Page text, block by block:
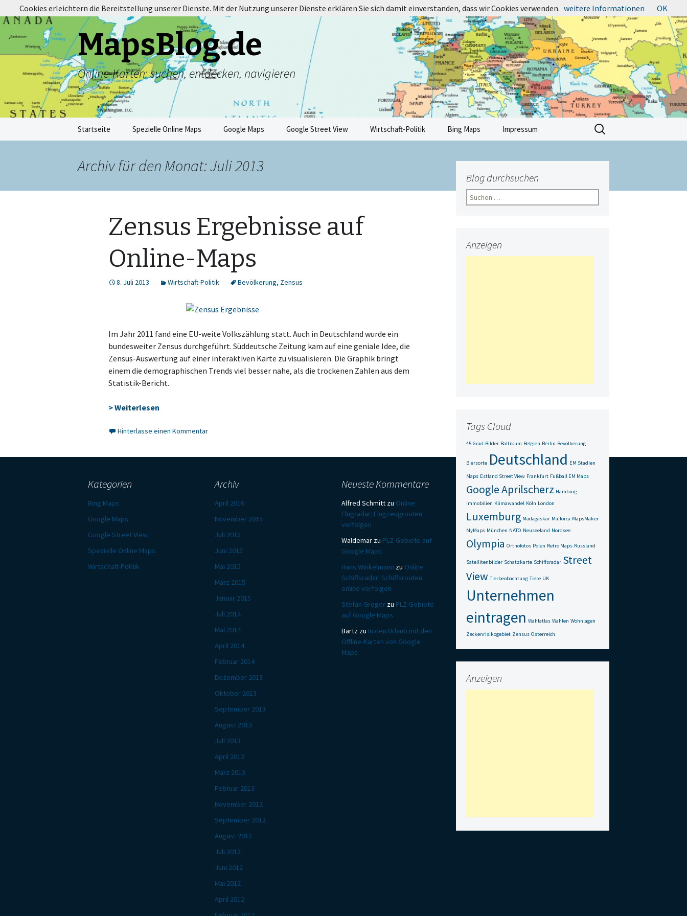
MapsBlog.de
Online-Karten: suchen, entdecken, navigieren
Startseite Spezielle Online Maps Google Maps Google Street View Wirtschaft-Politik Bing Maps Impressum
Suchen
nach:
Archiv für den Monat: Juli 2013
Zensus Ergebnisse auf
Online-Maps
8. Juli 2013 Wirtschaft-Politik Bevölkerung, Zensus
Im Jahr 2011 fand eine EU-weite Volkszählung statt. Auch in Deutschland wurde ein
bundesweiter Zensus durchgeführt. Süddeutsche Zeitung kam auf eine geniale Idee, die
Zensus-Auswertung auf einer interaktiven Karte zu visualisieren. Die Graphik bringt
einem die demographischen Trends viel besser nahe, als die trockenen Zahlen aus dem
Statistik-Bericht.
> Weiterlesen
Hinterlasse einen Kommentar
Blog durchsuchen
Suchen
nach:
Anzeigen
Tags Cloud
45-Grad-Bilder Baltikum Belgien Berlin Bevölkerung
Biersorte Deutschland EM Stadien
Maps Estland Street View Frankfurt Fußball EM Maps
Google Aprilscherz Hamburg
Immobilien Klimawandel Köln London
Luxemburg Madagaskar Mallorca MapsMaker
MyMaps München NATO Neuseeland Nordsee
Olympia Orthofotos Polen Retro Maps Russland
Satellitenbilder Schatzkarte Schiffsradar Street
View Tierbeobachtung Tiere UK
Unternehmen
eintragen Wahlatlas Wahlen Wohnlagen
Zeckenrisikogebiet Zensus Österreich
Anzeigen
Kategorien
Bing Maps
Google Maps
Google Street View
Spezielle Online Maps
Wirtschaft-Politik
Archiv
April 2016
November 2015
Juli 2015
Juni 2015
Mai 2015
März 2015
Januar 2015
Juli 2014
Mai 2014
April 2014
Februar 2014
Dezember 2013
Oktober 2013
September 2013
August 2013
Juli 2013
April 2013
März 2013
Februar 2013
November 2012
September 2012
August 2012
Juli 2012
Juni 2012
Mai 2012
April 2012
Neueste Kommentare
Alfred Schmitt zu Online
Flugradar: Flugzeugrouten
verfolgen
Waldemar zu PLZ-Gebiete auf
Google Maps
Hans Winkelmann zu Online
Schiffsradar: Schiffsrouten
online verfolgen
Stefan Gröger zu PLZ-Gebiete
auf Google Maps
Bartz zu In den Urlaub mit den
Offline-Karten von Google
Maps
Cookies erleichtern die Bereitstellung unserer Dienste. Mit der Nutzung unserer Dienste erklären Sie sich damit einverstanden, dass wir Cookies verwenden. weitere Informationen OK